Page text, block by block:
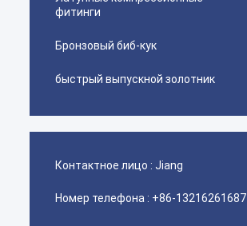
фитинги
Бронзовый биб-кук
быстрый выпускной золотник
Контактное лицо : Jiang
Номер телефона : +86-13216261687